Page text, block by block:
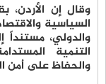
وقال إن الأردن،
السياسية
والدولي،
التنمية
والحفاظ على أمن